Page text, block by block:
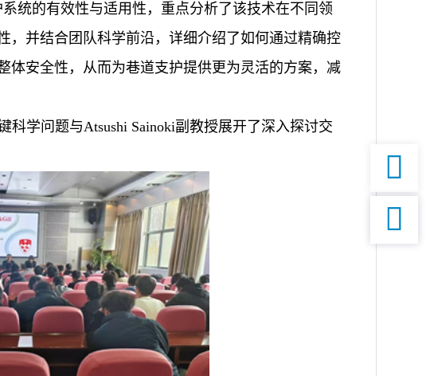
统的有效性与适用性，重点分析了该技术在不同领
，并结合团队科学前沿，详细介绍了如何通过精确控
体安全性，从而为巷道支护提供更为灵活的方案，减
学问题与Atsushi Sainoki副教授展开了深入探讨交

